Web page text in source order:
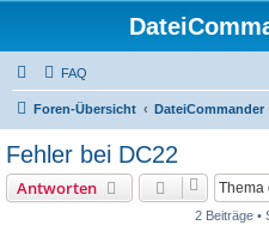
FAQ
Foren-Übersicht DateiCommander
Fehler bei DC22
Antworten
2 Beiträge •